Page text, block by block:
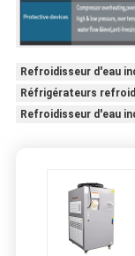
Refroidisseur d'eau
Réfrigérateurs
Refroidisseur d'eau